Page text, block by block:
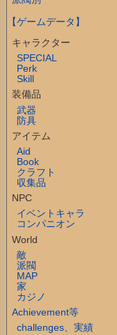
【ゲームデータ】
キャラクター
SPECIAL
Perk
Skill
装備品
武器
防具
アイテム
Aid
Book
クラフト
収集品
NPC
イベントキャラ
コンパニオン
World
敵
派閥
MAP
家
カジノ
Achievement等
challenges、実績